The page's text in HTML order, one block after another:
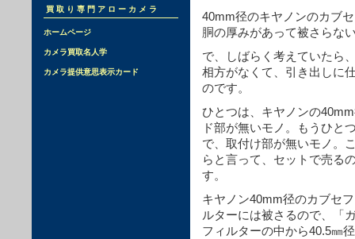
買取り専門アローカメラ
ホームページ
カメラ買取名人学
カメラ提供意思表示カード
40mm径のキヤノンのカブ
胴の厚みがあって被さらな
で、しばらく考えていたら
相方がなくて、引き出しに
のです。
ひとつは、キヤノンの
ド部が無いモノ。もうひと
で、取付け部が無いモノ。
らと言って、セットで売る
す。
キヤノン40mm径のカブセ
ルターには被さるので、「
フィルターの中から40.5㎜